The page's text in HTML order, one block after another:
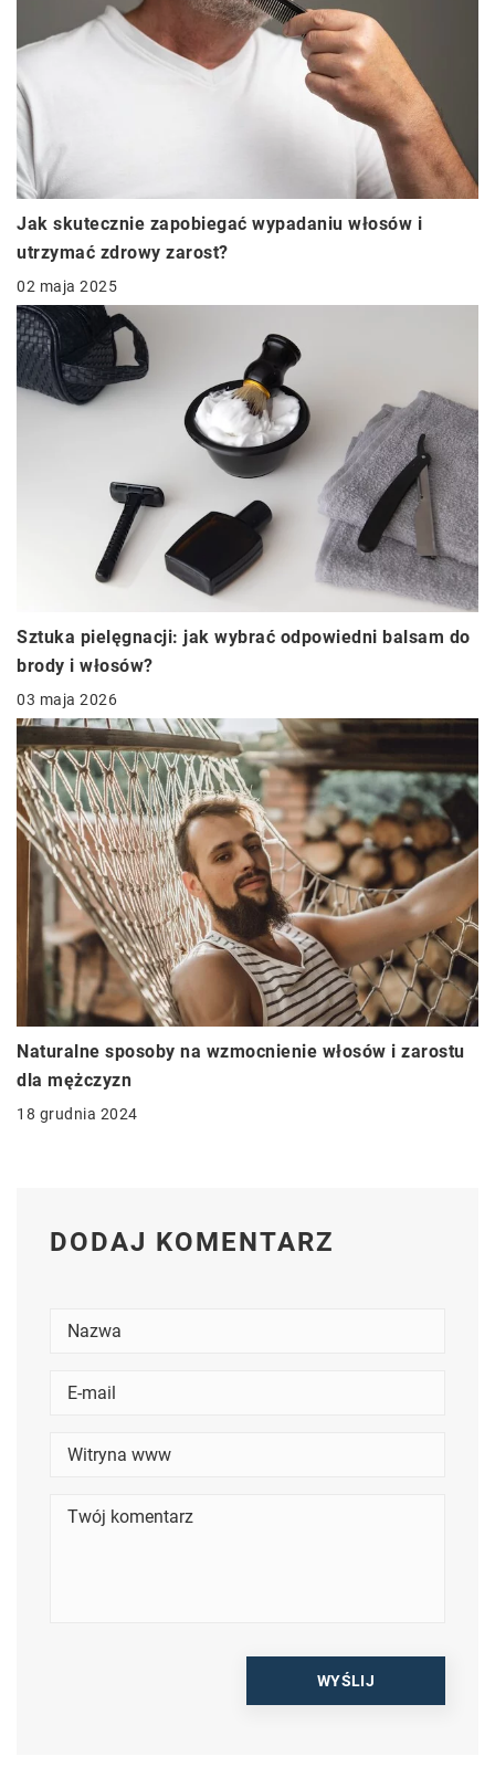
Jak skutecznie zapobiegać wypadaniu włosów i
utrzymać zdrowy zarost?
02 maja 2025
Sztuka pielęgnacji: jak wybrać odpowiedni balsam do
brody i włosów?
03 maja 2026
Naturalne sposoby na wzmocnienie włosów i zarostu
dla mężczyzn
18 grudnia 2024
DODAJ KOMENTARZ